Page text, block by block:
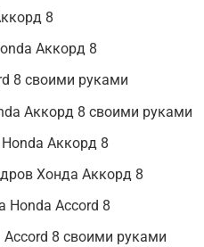
8
Аккорд 8
8 своими руками
Аккорд 8 своими руками
Аккорд 8
Хонда Аккорд 8
Honda Accord 8
8 своими руками